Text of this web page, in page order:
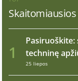
1
techninę
25 liepos